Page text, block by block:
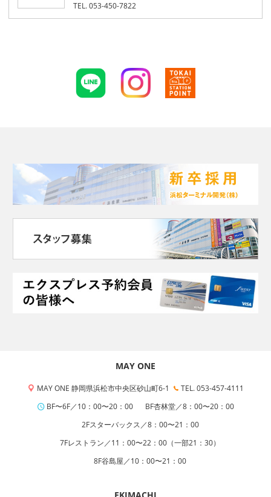
TEL. 053-450-7822
MAY ONE
MAY ONE 静岡県浜松市中央区砂山町6-1
TEL. 053-457-4111
BF〜6F／10：00〜20：00
BF杏林堂／8：00〜20：00
2Fスターバックス／8：00〜21：00
7Fレストラン／11：00〜22：00（一部21：30）
8F谷島屋／10：00〜21：00